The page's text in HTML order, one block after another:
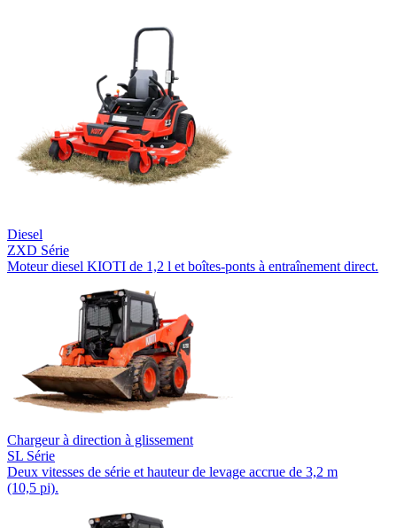
Diesel
ZXD Série
Moteur diesel KIOTI de 1,2 l et boîtes-ponts à entraînement direct.
Chargeur à direction à glissement
SL Série
Deux vitesses de série et hauteur de levage accrue de 3,2 m
(10,5 pi).